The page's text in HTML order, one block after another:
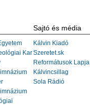
Kar
Sajtó és média
Kálvin Kiadó
Szeretet.sk
Reformátusok Lapja
Kálvincsillag
Sola Rádió